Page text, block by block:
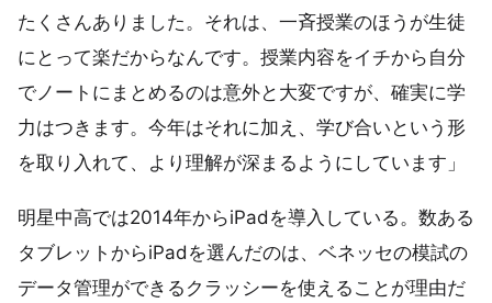
たくさんありました。それは、一斉授業のほうが生徒
にとって楽だからなんです。授業内容をイチから自分
でノートにまとめるのは意外と大変ですが、確実に学
力はつきます。今年はそれに加え、学び合いという形
を取り入れて、より理解が深まるようにしています」
明星中高では2014年からiPadを導入している。数ある
タブレットからiPadを選んだのは、ベネッセの模試の
データ管理ができるクラッシーを使えることが理由だ